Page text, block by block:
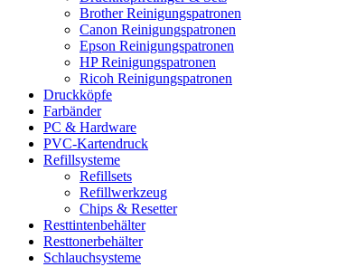
Brother Reinigungspatronen
Canon Reinigungspatronen
Epson Reinigungspatronen
HP Reinigungspatronen
Ricoh Reinigungspatronen
Druckköpfe
Farbänder
PC & Hardware
PVC-Kartendruck
Refillsysteme
Refillsets
Refillwerkzeug
Chips & Resetter
Resttintenbehälter
Resttonerbehälter
Schlauchsysteme